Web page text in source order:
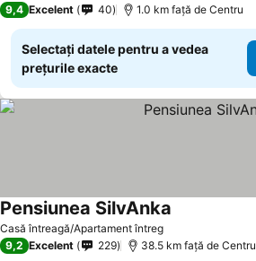
9,4 Excelent 40 1.0 km faţă de Centru
Selectați datele pentru a vedea
prețurile exacte
Casă întreagă/Apartament întreg
Pensiunea SilvAnka
9,2 Excelent 229 38.5 km faţă de Centru